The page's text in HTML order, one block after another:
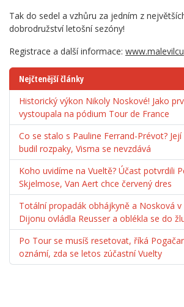
Tak do sedel a vzhůru za jedním z
dobrodružství letošní sezóny!
Registrace a další informace:
Nejčtenější články
Historický výkon Nikoly Noskové! Jako
vystoupala na pódium Tour de France
Co se stalo s Pauline Ferrand-Prévot?
budil rozpaky, Visma se nevzdává
Koho uvidíme na Vueltě? Účast potvrdili
Skjelmose, Van Aert chce červený dres
Totální propadák obhájkyně a Nosková v
Dijonu ovládla Reusser a oblékla se do
Po Tour se musíš resetovat, říká
oznámí, zda se letos zúčastní Vuelty